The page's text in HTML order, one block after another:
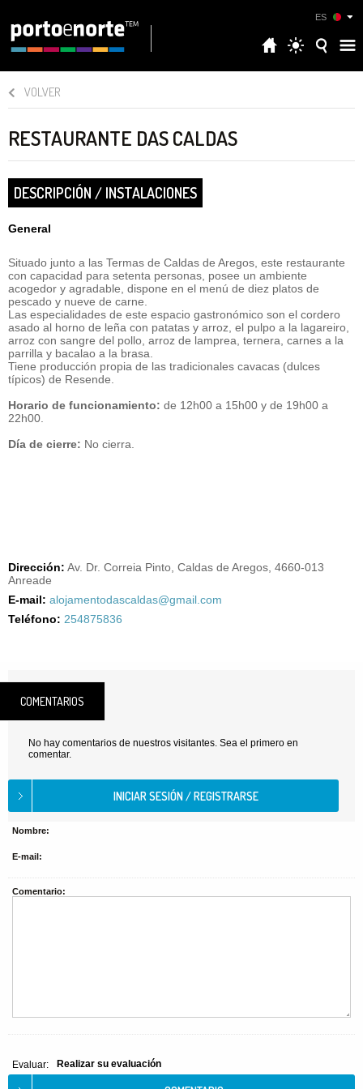
ES
VOLVER
RESTAURANTE DAS CALDAS
DESCRIPCIÓN / INSTALACIONES
General
Situado junto a las Termas de Caldas de Aregos, este restaurante
con capacidad para setenta personas, posee un ambiente
acogedor y agradable, dispone en el menú de diez platos de
pescado y nueve de carne.
Las especialidades de este espacio gastronómico son el cordero
asado al horno de leña con patatas y arroz, el pulpo a la lagareiro,
arroz con sangre del pollo, arroz de lamprea, ternera, carnes a la
parrilla y bacalao a la brasa.
Tiene producción propia de las tradicionales cavacas (dulces
típicos) de Resende.
Horario de funcionamiento: de 12h00 a 15h00 y de 19h00 a
22h00.
Día de cierre: No cierra.
Dirección: Av. Dr. Correia Pinto, Caldas de Aregos, 4660-013
Anreade
E-mail: alojamentodascaldas@gmail.com
Teléfono: 254875836
COMENTARIOS
No hay comentarios de nuestros visitantes. Sea el primero en
comentar.
Nombre:
E-mail:
Comentario:
Evaluar: Realizar su evaluación